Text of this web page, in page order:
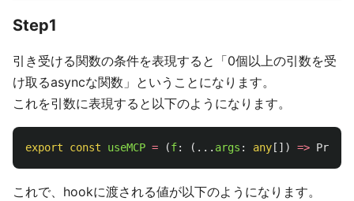
Step1
引き受ける関数の条件を表現すると「0個以上の引数を受
け取るasyncな関数」ということになります。
これを引数に表現すると以下のようになります。
export const useMCP = (f: (... args : any []) =>
これで、hookに渡される値が以下のようになります。